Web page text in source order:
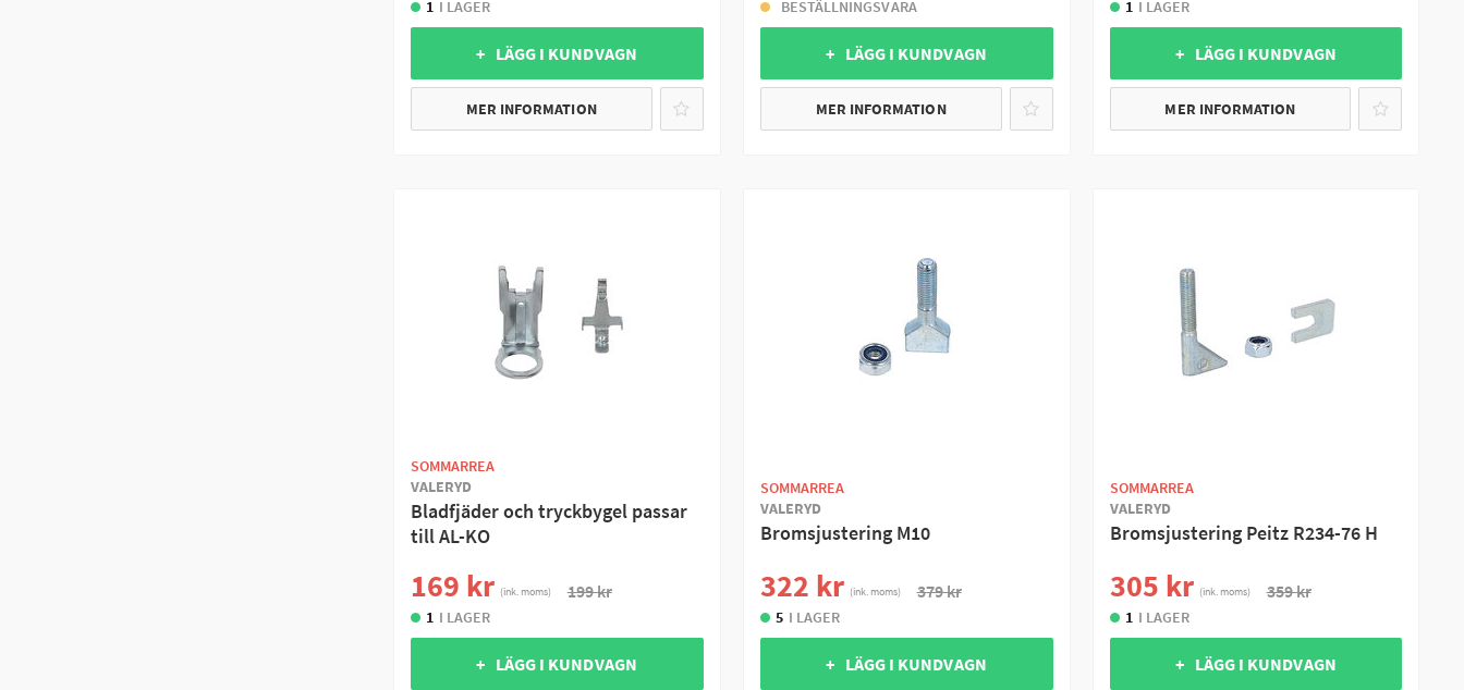
1 I LAGER
+ LÄGG I KUNDVAGN
MER INFORMATION
BESTÄLLNINGSVARA
+ LÄGG I KUNDVAGN
MER INFORMATION
1 I LAGER
+ LÄGG I KUNDVAGN
MER INFORMATION
SOMMARREA
VALERYD
Bladfjäder och tryckbygel passar
till AL-KO
169 kr (ink. moms) 199 kr
1 I LAGER
+ LÄGG I KUNDVAGN
SOMMARREA
VALERYD
Bromsjustering M10
322 kr (ink. moms) 379 kr
5 I LAGER
+ LÄGG I KUNDVAGN
SOMMARREA
VALERYD
Bromsjustering Peitz R234-76 H
305 kr (ink. moms) 359 kr
1 I LAGER
+ LÄGG I KUNDVAGN